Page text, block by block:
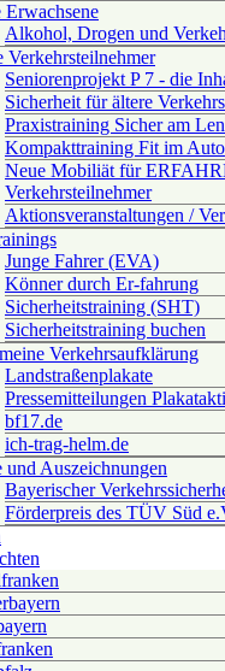
Erwachsene
Alkohol, Drogen und
Verkehrsteilnehmer
Seniorenprojekt P 7 - die
Sicherheit für ältere
Praxistraining Sicher am
Kompakttraining Fit im Auto
Neue Mobiliät für
Verkehrsteilnehmer
Aktionsveranstaltungen /
Junge Fahrer (EVA)
Könner durch Er-fahrung
Sicherheitstraining (SHT)
Sicherheitstraining buchen
Verkehrsaufklärung
Landstraßenplakate
Pressemitteilungen
bf17.de
ich-trag-helm.de
und Auszeichnungen
Bayerischer
Förderpreis des TÜV Süd